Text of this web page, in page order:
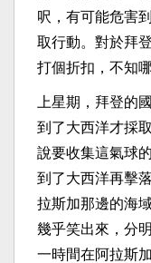
呎，有可能危害
取行動。對於拜
打個折扣，不知
上星期，拜登的
到了大西洋才採
說要收集這氣球
到了大西洋再擊
拉斯加那邊的海
幾乎笑出來，分
一時間在阿拉斯